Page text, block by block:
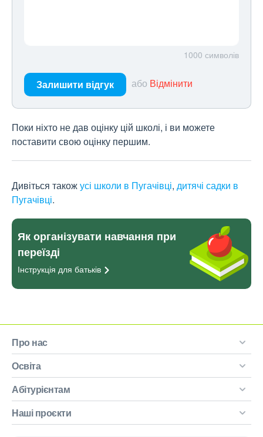
1000 символів
Залишити відгук або Відмінити
Поки ніхто не дав оцінку цій школі, і ви можете
поставити свою оцінку першим.
Дивіться такожусі школи в Пугачівці, дитячі садки в
Пугачівці.
Як організувати навчання при
переїзді
Інструкція для батьків
Про нас
Освіта
Абітурієнтам
Наші проєкти